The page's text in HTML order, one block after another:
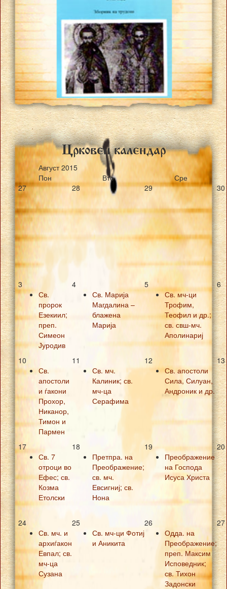
Crkoven kalendar
Август 2015
Пон
Вто
Сре
27
28 29 30
3
Св.
пророк
Езекиил;
преп.
Симеон
Јуродив
4
Св. Марија
Магдалина –
блажена
Марија
5
Св. мч-ци
Трофим,
Теофил и др.;
св. свш-мч.
Аполинариј
6
10
Св.
апостоли
и ѓакони
Прохор,
Никанор,
Тимон и
Пармен
11
Св. мч.
Калиник; св.
мч-ца
Серафима
12
Св. апостоли
Сила, Силуан,
Андроник и др.
13
17
Св. 7
отроци во
Ефес; св.
Козма
Етолски
18
Претпра. на
Преображение;
св. мч.
Евсигниј; св.
Нона
19
Преображение
на Господа
Исуса Христа
20
24
Св. мч. и
архиѓакон
Евпал; св.
мч-ца
Сузана
25
Св. мч-ци Фотиј
и Аникита
26
Одда. на
Преображение;
преп. Максим
Исповедник;
св. Тихон
Задонски
27